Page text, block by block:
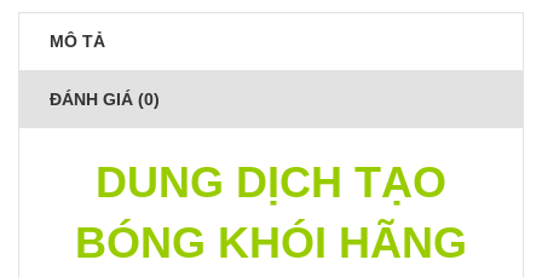
MÔ TẢ
ĐÁNH GIÁ (0)
DUNG DỊCH TẠO
BÓNG KHÓI HÃNG